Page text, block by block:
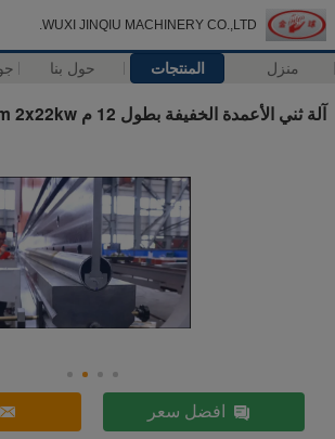
WUXI JINQIU MACHINERY CO.,LTD.
منزل المنتجات حول بنا
آلة ثني الأعمدة الخفيفة بطول 12 م Schneider 6mm 2x22kw
افضل سعر